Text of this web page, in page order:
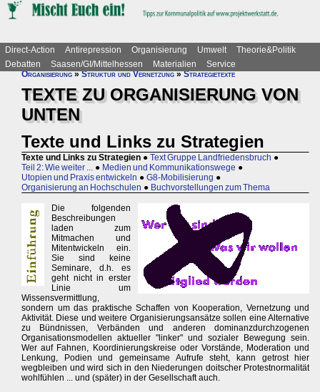
Direct-Action Antirepression Organisierung Umwelt
Theorie&Politik
Debatten
Saasen/GI/Mittelhessen Materialien
Service
Organisierung»Struktur und Vernetzung»Strategietexte
TEXTE ZU ORGANISIERUNG VON
UNTEN
Texte und Links zu Strategien
Texte und Links zu Strategien ● Text Gruppe Landfriedensbruch ●
Teil 2: Wie weiter ... ● Medien und Kommunikationswege ●
Utopien und Praxis entwickeln ● G8-Mobilisierung ●
Organisierung an Hochschulen ● Buchvorstellungen zum Thema
Die folgenden
Beschreibungen
laden zum
Mitmachen und
Mitentwickeln ein.
Sie sind keine
Seminare, d.h. es
geht nicht in erster
Linie um
Wissensvermittlung,
sondern um das praktische Schaffen von Kooperation, Vernetzung und
Aktivität. Diese und weitere Organisierungsansätze sollen eine Alternative
zu Bündnissen, Verbänden und anderen dominanzdurchzogenen
Organisationsmodellen aktueller "linker" und sozialer Bewegung sein.
Wer auf Fahnen, Koordinierungskreise oder Vorstände, Moderation und
Lenkung, Podien und gemeinsame Aufrufe steht, kann getrost hier
wegbleiben und wird sich in den Niederungen doitscher Protestnormalität
wohlfühlen ... und (später) in der Gesellschaft auch.